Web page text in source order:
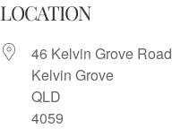
Skip
content
LOCATION
46 Kelvin Grove Road
Kelvin Grove
QLD
4059